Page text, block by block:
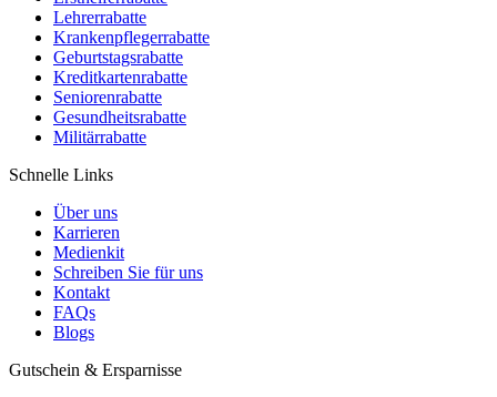
Lehrerrabatte
Krankenpflegerrabatte
Geburtstagsrabatte
Kreditkartenrabatte
Seniorenrabatte
Gesundheitsrabatte
Militärrabatte
Schnelle Links
Über uns
Karrieren
Medienkit
Schreiben Sie für uns
Kontakt
FAQs
Blogs
Gutschein & Ersparnisse